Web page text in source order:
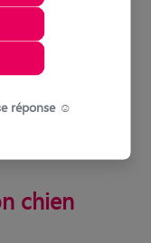
chien
réponse ☺️